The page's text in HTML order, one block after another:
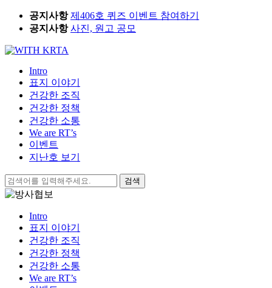
Skip
content
공지사항 제406호 퀴즈 이벤트 참여하기
공지사항 사진, 원고 공모
Intro
표지 이야기
건강한 조직
건강한 정책
건강한 소통
We are RT’s
이벤트
지난호 보기
검
색:
Intro
표지 이야기
건강한 조직
건강한 정책
건강한 소통
We are RT’s